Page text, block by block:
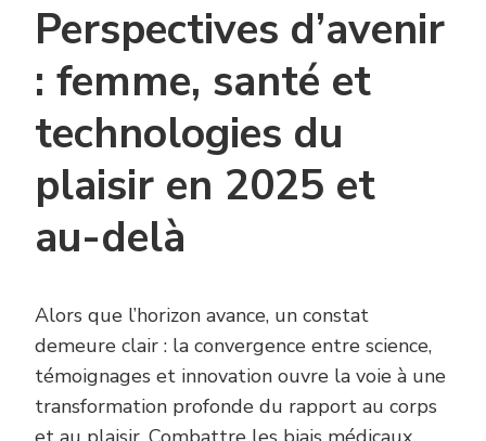
Perspectives d’avenir
: femme, santé et
technologies du
plaisir en 2025 et
au-delà
Alors que l’horizon avance, un constat
demeure clair : la convergence entre science,
témoignages et innovation ouvre la voie à une
transformation profonde du rapport au corps